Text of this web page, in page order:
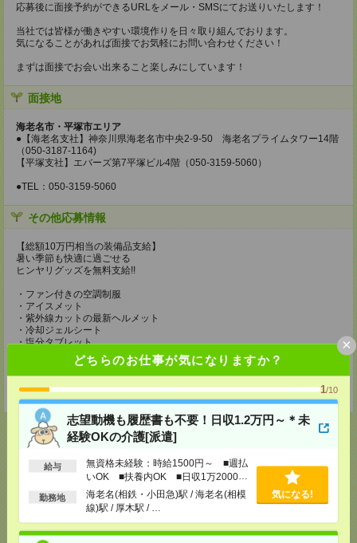
どちらのお仕事が気になりますか？
1/10
志望動機も履歴書も不要！日収1.2万円～＊未
経験OKの介護[派遣]
給与
無資格未経験：時給1500円～ ■週払
いOK ■扶養内OK ■日収1万2000円
以上
勤務地
海老名(相鉄・小田急)駅 / 海老名(相模
線)駅 / 厚木駅 / …
気になる!
×
応募後に面接予約ができるURLをメール・SMSにてお送りいたします！
当社では皆様が働きやすい環境作りを日々取り組んでおります。
気になることがあれば面接でお気軽にお問い合わせください！
まずは面接でお会い出来ること楽しみにしています！
面接地
海老名市・平塚市エリア
●【海老名支社】神奈川県海老名市中央2-9-50 海老名プライムタワー14階
（050-3187-1164)
【平塚支社】エバーズ第7平塚ビル4階（050-3159-5060）
●TEL：050-3159-5060
その他応募情報
【総額10万円相当の装備品支給】
暑い季節も快適に過ごせる
ヒンヤリグッズを無料支給!!
・ファン付きの空調制服
・アイスメット
・紫外線カットの最新ヘルメット
・冷却ジェルシート
・塩分タブレット
・完全防水リュック
・靴下3足
・ドリンク手当（200円/1勤務につき）
応募ページへ
気になる！